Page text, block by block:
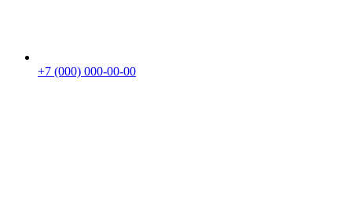
+7 (000) 000-00-00